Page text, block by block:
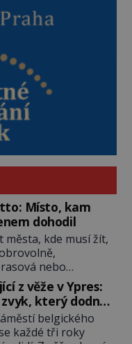
Místo, kam
dohodil
města, kde musí žít,
nebo
obyvatel.
zkušenosti mají s
Židé. Už od
totiž v každou
žít. Mezi ty
z věže v Ypres:
který dodnes
belgického
každé tři roky